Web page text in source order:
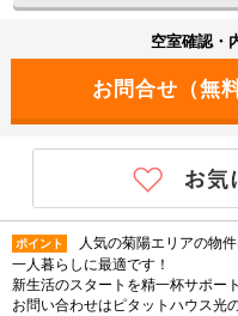
空室確認・
ポイント
人気の菊陽エリアの物
一人暮らしに最適です！
新生活のスタートを精一杯サポー
お問い合わせはピタットハウス光